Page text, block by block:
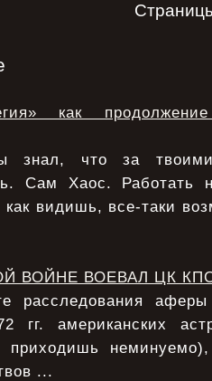
как
знал, что за
Сам Хаос. Работать
видишь, все-таки
ВОЙНЕ ВОЕВАЛ ЦК
расследования
гг. американских
...